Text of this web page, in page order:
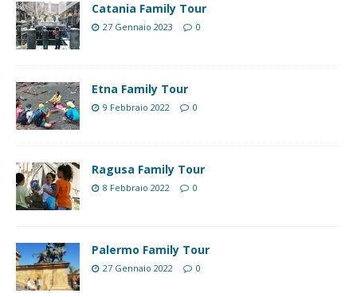
Catania Family Tour
27 Gennaio 2023 0
Etna Family Tour
9 Febbraio 2022 0
Ragusa Family Tour
8 Febbraio 2022 0
Palermo Family Tour
27 Gennaio 2022 0